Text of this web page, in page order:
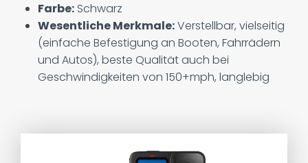
Farbe: Schwarz
Wesentliche Merkmale:Verstellbar, vielseitig
(einfache Befestigung an Booten, Fahrrädern
und Autos), beste Qualität auch bei
Geschwindigkeiten von 150+mph, langlebig